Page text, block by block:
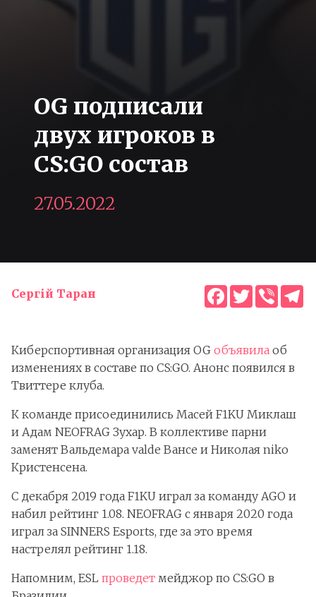
OG подписали
двух игроков в
CS:GO состав
27.05.2022
Сергій Таран Facebook
TwitterViber
Киберспортивная организация OG объявила об
изменениях в составе по CS:GO. Анонс появился в
Твиттере клуба.
К команде присоединились Масей F1KU Миклаш
и Адам NEOFRAG Зухар. В коллективе парни
заменят Вальдемара valde Вансе и Николая niko
Кристенсена.
С декабря 2019 года F1KU играл за команду AGO и
набил рейтинг 1.08. NEOFRAG с января 2020 года
играл за SINNERS Esports, где за это время
настрелял рейтинг 1.18.
Напомним, ESL проведет мейджор по CS:GO в